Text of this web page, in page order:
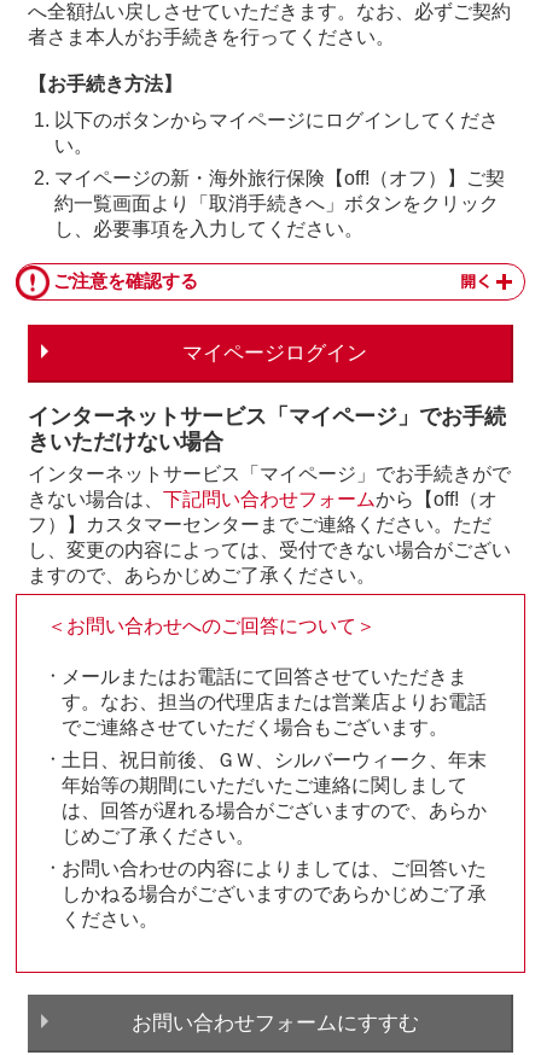
へ全額払い戻しさせていただきます。なお、必ずご契約
者さま本人がお手続きを行ってください。
【お手続き方法】
以下のボタンからマイページにログインしてくださ
い。
マイページの新・海外旅行保険【off!（オフ）】ご契
約一覧画面より「取消手続きへ」ボタンをクリック
し、必要事項を入力してください。
ご注意を確認する
マイページログイン
インターネットサービス「マイページ」でお手続
きいただけない場合
インターネットサービス「マイページ」でお手続きがで
きない場合は、下記問い合わせフォームから【off!（オ
フ）】カスタマーセンターまでご連絡ください。ただ
し、変更の内容によっては、受付できない場合がござい
ますので、あらかじめご了承ください。
＜お問い合わせへのご回答について＞
メールまたはお電話にて回答させていただきま
す。なお、担当の代理店または営業店よりお電話
でご連絡させていただく場合もございます。
土日、祝日前後、ＧＷ、シルバーウィーク、年末
年始等の期間にいただいたご連絡に関しまして
は、回答が遅れる場合がございますので、あらか
じめご了承ください。
お問い合わせの内容によりましては、ご回答いた
しかねる場合がございますのであらかじめご了承
ください。
お問い合わせフォームにすすむ